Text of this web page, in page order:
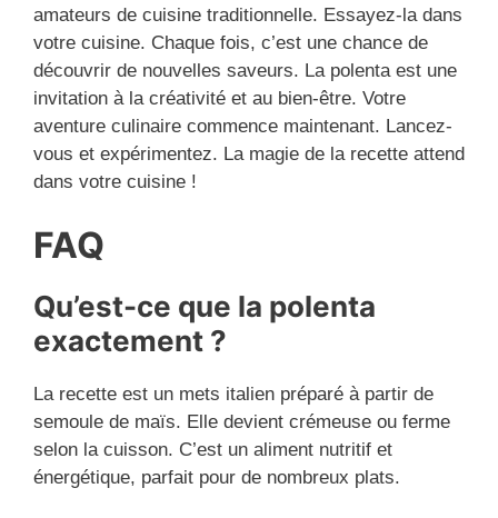
amateurs de cuisine traditionnelle. Essayez-la dans
votre cuisine. Chaque fois, c’est une chance de
découvrir de nouvelles saveurs. La polenta est une
invitation à la créativité et au bien-être. Votre
aventure culinaire commence maintenant. Lancez-
vous et expérimentez. La magie de la recette attend
dans votre cuisine !
FAQ
Qu’est-ce que la polenta
exactement ?
La recette est un mets italien préparé à partir de
semoule de maïs. Elle devient crémeuse ou ferme
selon la cuisson. C’est un aliment nutritif et
énergétique, parfait pour de nombreux plats.